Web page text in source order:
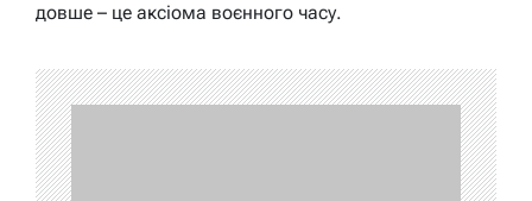
довше – це аксіома воєнного часу.